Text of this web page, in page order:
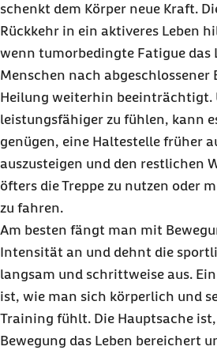
schenkt dem Körper neue Kraft.
Rückkehr in ein aktiveres Leben
wenn tumorbedingte Fatigue das
Menschen nach abgeschlossener
Heilung weiterhin beeinträchtigt.
leistungsfähiger zu fühlen, kann
genügen, eine Haltestelle früher
auszusteigen und den restlichen
öfters die Treppe zu nutzen oder
zu fahren.
Am besten fängt man mit
Intensität an und dehnt die
langsam und schrittweise aus.
ist, wie man sich körperlich und
Training fühlt. Die Hauptsache ist,
Bewegung das Leben bereichert